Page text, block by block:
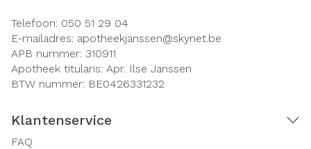
Telefoon: 050 51 29 04
E-mailadres: apotheekjanssen@skynet.be
APB nummer: 310911
Apotheek titularis: Apr. Ilse Janssen
BTW nummer: BE0426331232
Klantenservice
FAQ